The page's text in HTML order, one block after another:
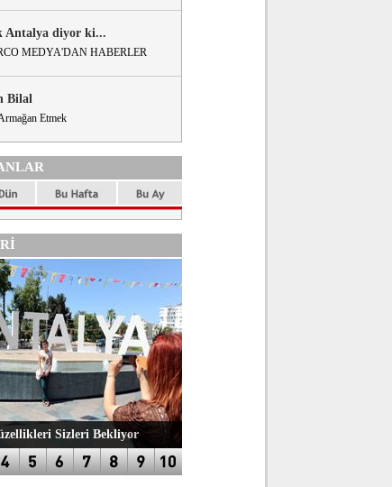
Antalya diyor ki...
MEDYA'DAN HABERLER
Bilal
Etmek
Sizleri Bekliyor